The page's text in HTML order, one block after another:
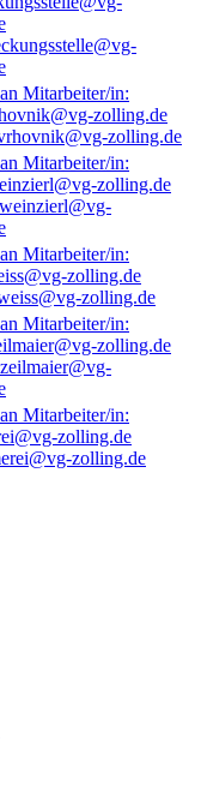
zolling.de
zolling.de
zolling.de